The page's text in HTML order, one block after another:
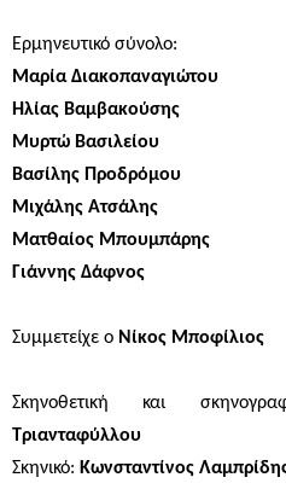
Ερμηνευτικό σύνολο:
Μαρία Διακοπαναγιώτου
Ηλίας Βαμβακούσης
Μυρτώ Βασιλείου
Βασίλης Προδρόμου
Μιχάλης Ατσάλης
Ματθαίος Μπουμπάρης
Γιάννης Δάφνος
Συμμετείχε ο Νίκος Μποφίλιος
Σκηνοθετική και
Τριανταφύλλου
Σκηνικό: Κωνσταντίνος